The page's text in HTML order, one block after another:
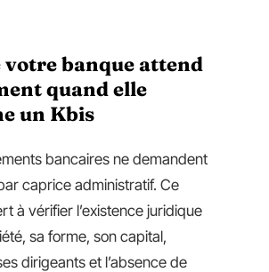
votre banque attend
quand elle
un Kbis
bancaires ne demandent
caprice administratif. Ce
à vérifier l’existence juridique
sa forme, son capital,
dirigeants et l’absence de